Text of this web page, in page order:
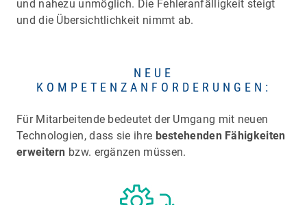
und nahezu unmöglich. Die Fehleranfälligkeit steigt
und die Übersichtlichkeit nimmt ab.
NEUE
KOMPETENZANFORDERUNGEN:
Für Mitarbeitende bedeutet der Umgang mit neuen
Technologien, dass sie ihre bestehenden Fähigkeiten
erweitern bzw. ergänzen müssen.